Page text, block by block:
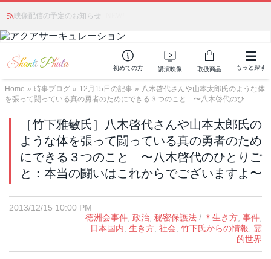
映像配信の予定のお知らせ
かつて愛されていた人気商品が復活！夏場に活躍するジェルクリーム「アク
アサーキュレーション」💖🏖️ 8月末までの購入でポイント還元も✨
初めての方 講演映像 取扱商品 もっと探す
Home » 時事ブログ » 12月15日の記事 » 八木啓代さんや山本太郎氏のような体
を張って闘っている真の勇者のためにできる３つのこと 〜八木啓代のひ...
［竹下雅敏氏］八木啓代さんや山本太郎氏の
ような体を張って闘っている真の勇者のため
にできる３つのこと 〜八木啓代のひとりご
と：本当の闘いはこれからでございますよ〜
2013/12/15 10:00 PM
徳洲会事件 政治 秘密保護法 / ＊生き方 事件
日本国内 生き方 社会 竹下氏からの情報
霊
的世界